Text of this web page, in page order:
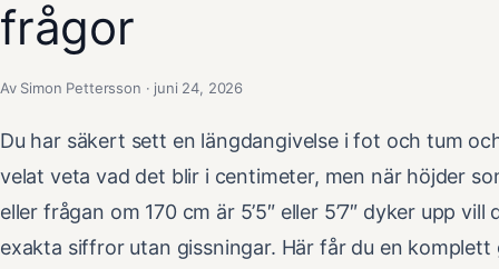
frågor
Av Simon Pettersson · juni 24, 2026
Du har säkert sett en längdangivelse i fot och tum
velat veta vad det blir i centimeter, men när höjder
eller frågan om 170 cm är 5’5″ eller 5’7″ dyker upp vill
exakta siffror utan gissningar. Här får du en komplett